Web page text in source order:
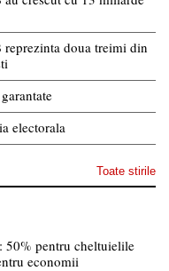
reprezinta doua treimi din
electorala
Toate stirile
50% pentru cheltuielile
economii